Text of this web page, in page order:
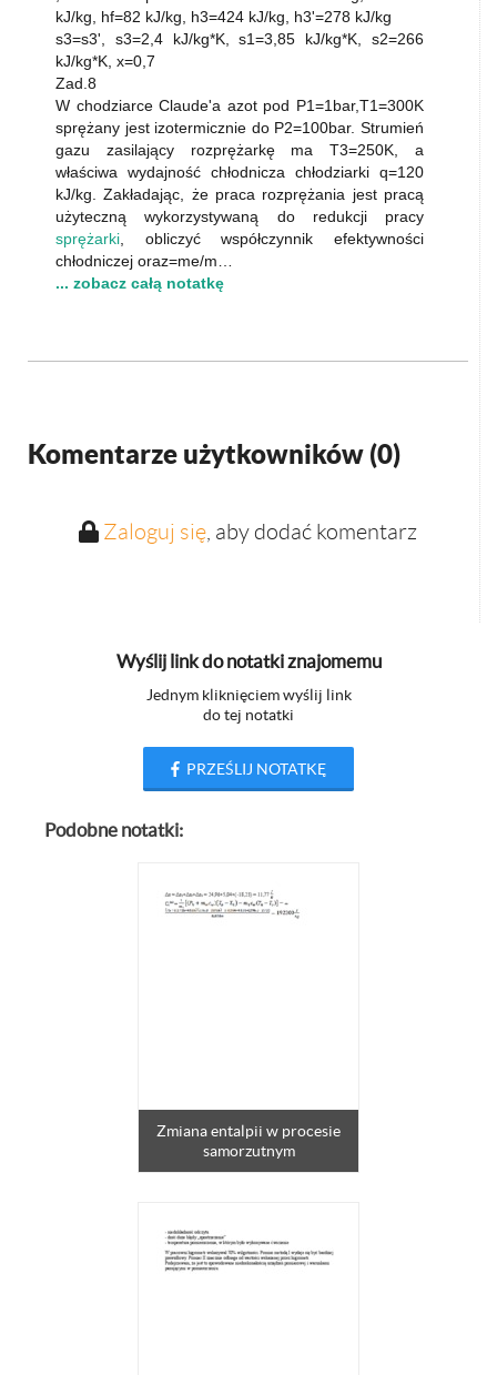
kJ/kg, hf=82 kJ/kg, h3=424 kJ/kg, h3'=278 kJ/kg
s3=s3', s3=2,4 kJ/kg*K, s1=3,85 kJ/kg*K, s2=266
kJ/kg*K, x=0,7
Zad.8
W chodziarce Claude'a azot pod P1=1bar,T1=300K
sprężany jest izotermicznie do P2=100bar. Strumień
gazu zasilający rozprężarkę ma T3=250K, a
właściwa wydajność chłodnicza chłodziarki q=120
kJ/kg. Zakładając, że praca rozprężania jest pracą
użyteczną wykorzystywaną do redukcji pracy
sprężarki , obliczyć współczynnik efektywności
chłodniczej oraz=me/m…
... zobacz całą notatkę
Komentarze użytkowników (0)
Zaloguj się, aby dodać komentarz
Wyślij link do notatki znajomemu
Jednym kliknięciem wyślij link
do tej notatki
PRZEŚLIJ NOTATKĘ
Podobne notatki:
Zmiana entalpii w procesie
samorzutnym